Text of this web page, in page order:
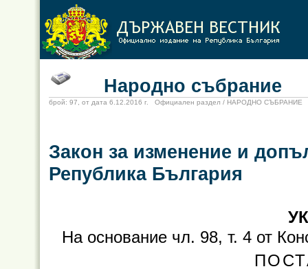
Народно събрание
брой: 97, от дата 6.12.2016 г. Официален раздел / НАРОДНО СЪБРАНИЕ
Закон за изменение и
Република България
На основание чл. 98, т. 4 от